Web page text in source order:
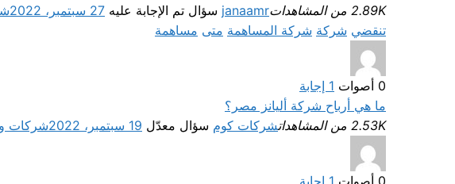
2.89K من المشاهدات
janaamr سؤال تم الإجابة عليه 27 سبتمبر، 2022
تنقضي شركة شركة المساهمة متى مساهمة
0 أصوات 1 إجابة
ما هي أرباح شركة أليانز مصر؟
2.53K من المشاهدات
شركات كوم سؤال معدّل 19 سبتمبر، 2022 شركات